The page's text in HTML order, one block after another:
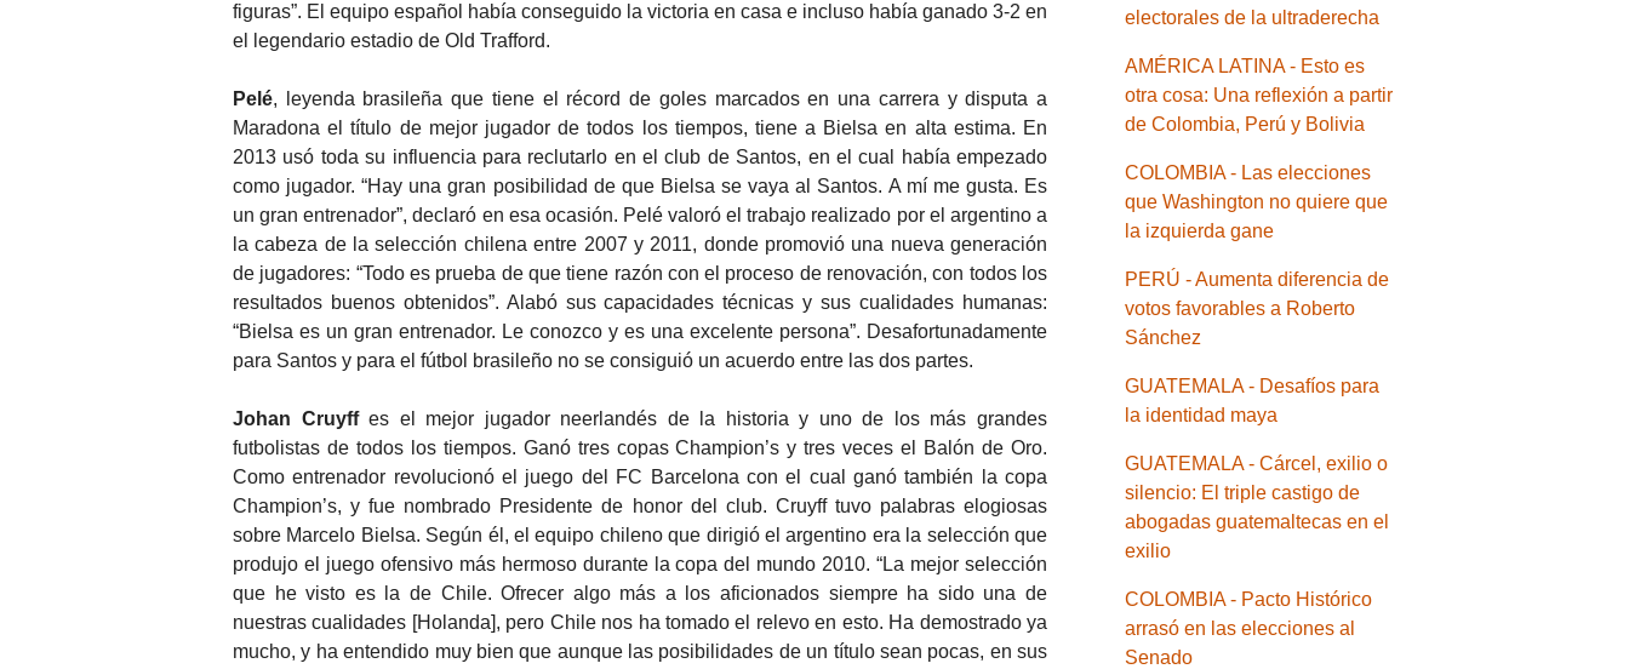
figuras”. El equipo español había conseguido la victoria en casa e incluso había ganado 3-2 en
el legendario estadio de Old Trafford.
Pelé, leyenda brasileña que tiene el récord de goles marcados en una carrera y disputa a
Maradona el título de mejor jugador de todos los tiempos, tiene a Bielsa en alta estima. En
2013 usó toda su influencia para reclutarlo en el club de Santos, en el cual había empezado
como jugador. “Hay una gran posibilidad de que Bielsa se vaya al Santos. A mí me gusta. Es
un gran entrenador”, declaró en esa ocasión. Pelé valoró el trabajo realizado por el argentino a
la cabeza de la selección chilena entre 2007 y 2011, donde promovió una nueva generación
de jugadores: “Todo es prueba de que tiene razón con el proceso de renovación, con todos los
resultados buenos obtenidos”. Alabó sus capacidades técnicas y sus cualidades humanas:
“Bielsa es un gran entrenador. Le conozco y es una excelente persona”. Desafortunadamente
para Santos y para el fútbol brasileño no se consiguió un acuerdo entre las dos partes.
Johan Cruyffes el mejor jugador neerlandés de la historia y uno de los más grandes
futbolistas de todos los tiempos. Ganó tres copas Champion’s y tres veces el Balón de Oro.
Como entrenador revolucionó el juego del FC Barcelona con el cual ganó también la copa
Champion’s, y fue nombrado Presidente de honor del club. Cruyff tuvo palabras elogiosas
sobre Marcelo Bielsa. Según él, el equipo chileno que dirigió el argentino era la selección que
produjo el juego ofensivo más hermoso durante la copa del mundo 2010. “La mejor selección
que he visto es la de Chile. Ofrecer algo más a los aficionados siempre ha sido una de
nuestras cualidades [Holanda], pero Chile nos ha tomado el relevo en esto. Ha demostrado ya
mucho, y ha entendido muy bien que aunque las posibilidades de un título sean pocas, en sus
electorales de la ultraderecha
AMÉRICA LATINA - Esto es
otra cosa: Una reflexión a partir
de Colombia, Perú y Bolivia
COLOMBIA - Las elecciones
que Washington no quiere que
la izquierda gane
PERÚ - Aumenta diferencia de
votos favorables a Roberto
Sánchez
GUATEMALA - Desafíos para
la identidad maya
GUATEMALA - Cárcel, exilio o
silencio: El triple castigo de
abogadas guatemaltecas en el
exilio
COLOMBIA - Pacto Histórico
arrasó en las elecciones al
Senado